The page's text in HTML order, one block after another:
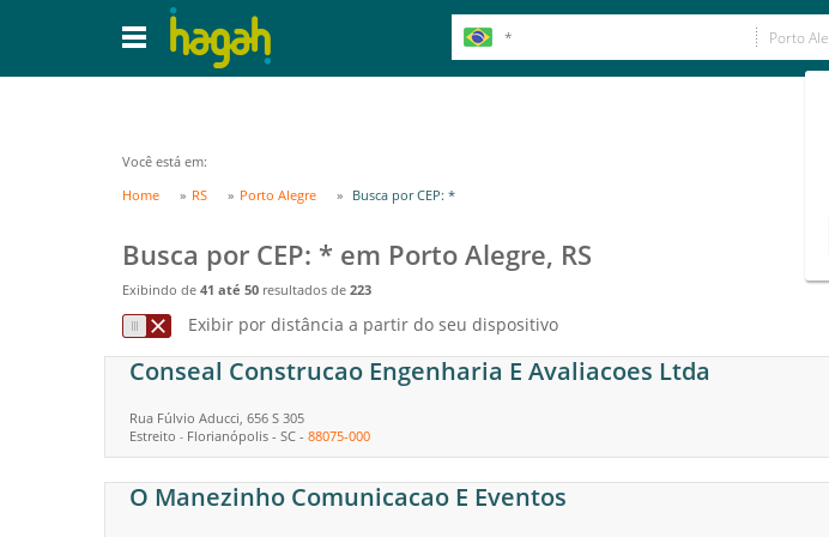
Você está em:
Home
RS Porto Alegre Busca por CEP: *
Busca por CEP: * em Porto Alegre, RS
Exibindo de 41 até 50 resultados de 223
Exibir por distância a partir do seu dispositivo
Conseal Construcao Engenharia E Avaliacoes Ltda
Rua Fúlvio Aducci, 656 S 305
Estreito - Florianópolis - SC - 88075-000
O Manezinho Comunicacao E Eventos